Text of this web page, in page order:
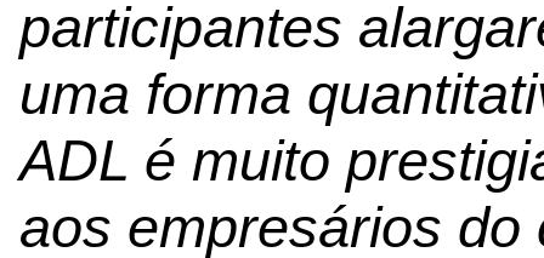
participantes
uma forma
ADL é muito
aos empresários